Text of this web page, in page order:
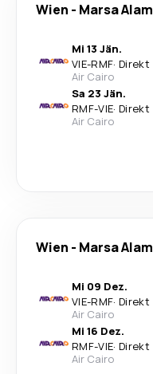
Wien - Marsa Alam
Mi 13 Jän.
VIE-RMF· Direkt
Air Cairo
Sa 23 Jän.
RMF-VIE· Direkt
Air Cairo
Wien - Marsa Alam
Mi 09 Dez.
VIE-RMF· Direkt
Air Cairo
Mi 16 Dez.
RMF-VIE· Direkt
Air Cairo